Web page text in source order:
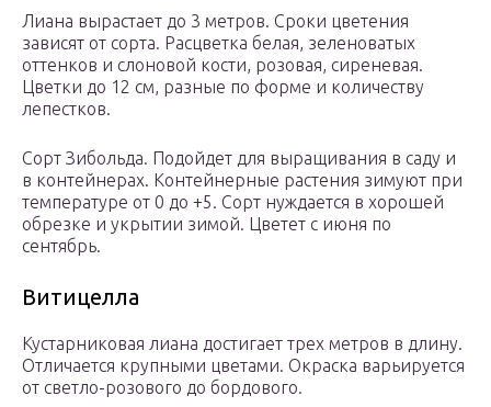
Лиана вырастает до 3 метров. Сроки цветения
зависят от сорта. Расцветка белая, зеленоватых
оттенков и слоновой кости, розовая, сиреневая.
Цветки до 12 см, разные по форме и количеству
лепестков.
Сорт Зибольда. Подойдет для выращивания в саду и
в контейнерах. Контейнерные растения зимуют при
температуре от 0 до +5. Сорт нуждается в хорошей
обрезке и укрытии зимой. Цветет с июня по
сентябрь.
Витицелла
Кустарниковая лиана достигает трех метров в длину.
Отличается крупными цветами. Окраска варьируется
от светло-розового до бордового.